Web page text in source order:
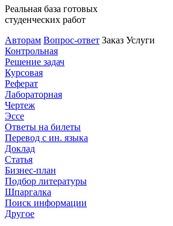
Реальная база готовых
студенческих работ
Авторам Вопрос-ответ Заказ Услуги
Контрольная
Решение задач
Курсовая
Реферат
Лабораторная
Чертеж
Эссе
Ответы на билеты
Перевод с ин. языка
Доклад
Статья
Бизнес-план
Подбор литературы
Шпаргалка
Поиск информации
Другое